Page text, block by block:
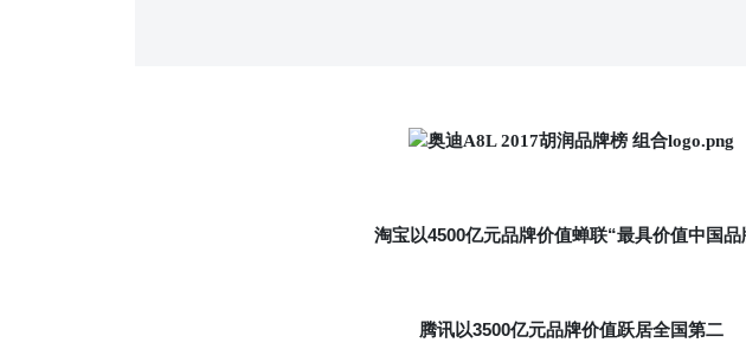
淘宝以4500亿元品牌价值蝉联“最具价值中国品
腾讯以3500亿元品牌价值跃居全国第二